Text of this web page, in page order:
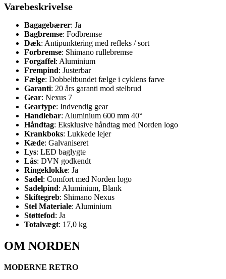
Varebeskrivelse
Bagagebærer: Ja
Bagbremse: Fodbremse
Dæk: Antipunktering med refleks / sort
Forbremse: Shimano rullebremse
Forgaffel: Aluminium
Frempind: Justerbar
Fælge: Dobbeltbundet fælge i cyklens farve
Garanti: 20 års garanti mod stelbrud
Gear: Nexus 7
Geartype: Indvendig gear
Handlebar: Aluminium 600 mm 40°
Håndtag: Eksklusive håndtag med Norden logo
Krankboks: Lukkede lejer
Kæde: Galvaniseret
Lys: LED baglygte
Lås: DVN godkendt
Ringeklokke: Ja
Sadel: Comfort med Norden logo
Sadelpind: Aluminium, Blank
Skiftegreb: Shimano Nexus
Stel Materiale: Aluminium
Støttefod: Ja
Totalvægt: 17,0 kg
OM NORDEN
MODERNE RETRO